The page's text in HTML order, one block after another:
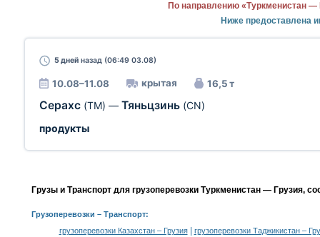
По направлению «Туркменистан —
Ниже предоставлена
5 дней назад (06:49 03.08)
10.08–11.08 крытая 16,5 т
Серахс (TM) — Тяньцзинь (CN)
продукты
Грузы и Транспорт для грузоперевозки Туркменистан — Грузия,
Грузоперевозки – Транспорт:
грузоперевозки Казахстан – Грузия|
грузоперевозки Таджикистан –